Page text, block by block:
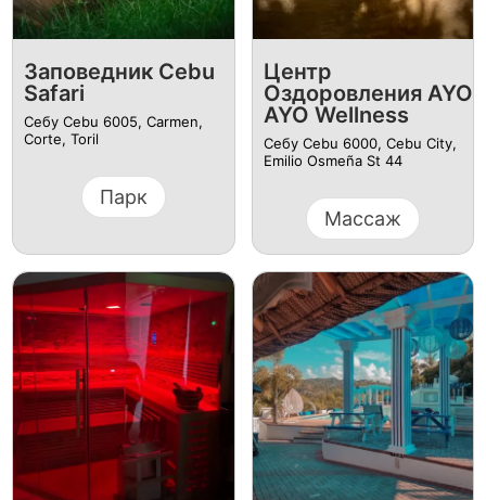
Заповедник Cebu
Safari
Себу Cebu 6005, Carmen,
Corte, Toril
Парк
Центр
Оздоровления AYO
AYO Wellness
Себу Cebu 6000, Cebu City,
Emilio Osmeña St 44
Массаж